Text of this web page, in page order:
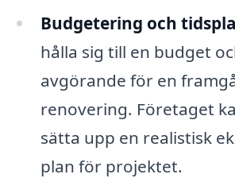
Budgetering och
hålla sig till en budget
avgörande för en
renovering. Företaget
sätta upp en realistisk
plan för projektet.